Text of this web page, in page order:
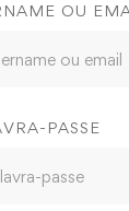
e tarefas.
cumprir a
computador
OU
PASSE